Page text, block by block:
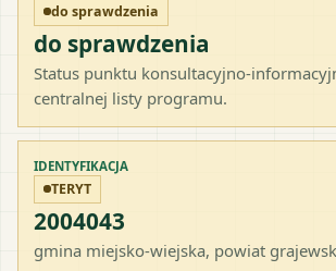
do sprawdzenia
do sprawdzenia
Status punktu konsultacyjno-
centralnej listy programu.
IDENTYFIKACJA
TERYT
2004043
gmina miejsko-wiejska, powiat